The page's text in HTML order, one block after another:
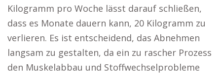
Kilogramm pro Woche lässt darauf schließen,
dass es Monate dauern kann, 20 Kilogramm zu
verlieren. Es ist entscheidend, das Abnehmen
langsam zu gestalten, da ein zu rascher Prozess
den Muskelabbau und Stoffwechselprobleme